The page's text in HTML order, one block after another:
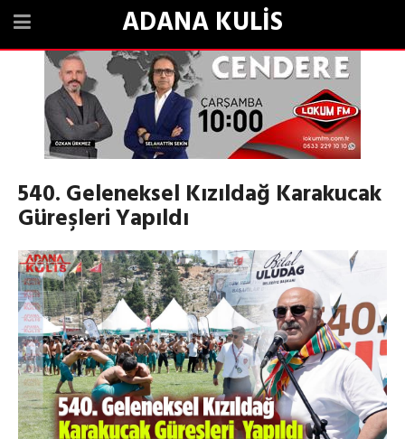
ADANA KULİS
540. Geleneksel Kızıldağ Karakucak
Güreşleri Yapıldı